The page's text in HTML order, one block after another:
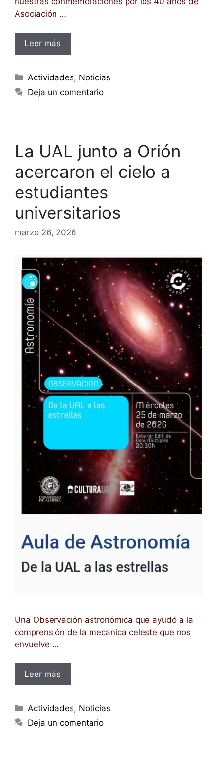
Asociación …
Leer más
Categorías
Actividades, Noticias
Deja un comentario
La UAL junto a Orión
acercaron el cielo a
estudiantes
universitarios
marzo 26, 2026
Una Observación astronómica que ayudó a la
comprensión de la mecanica celeste que nos
envuelve …
Leer más
Categorías
Actividades, Noticias
Deja un comentario